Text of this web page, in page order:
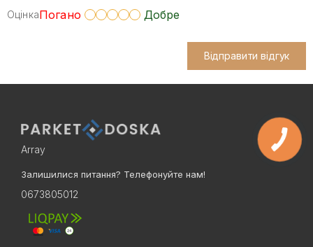
ОцінкаПогано Добре
Відправити відгук
Array
Залишилися питання? Телефонуйте нам!
0673805012